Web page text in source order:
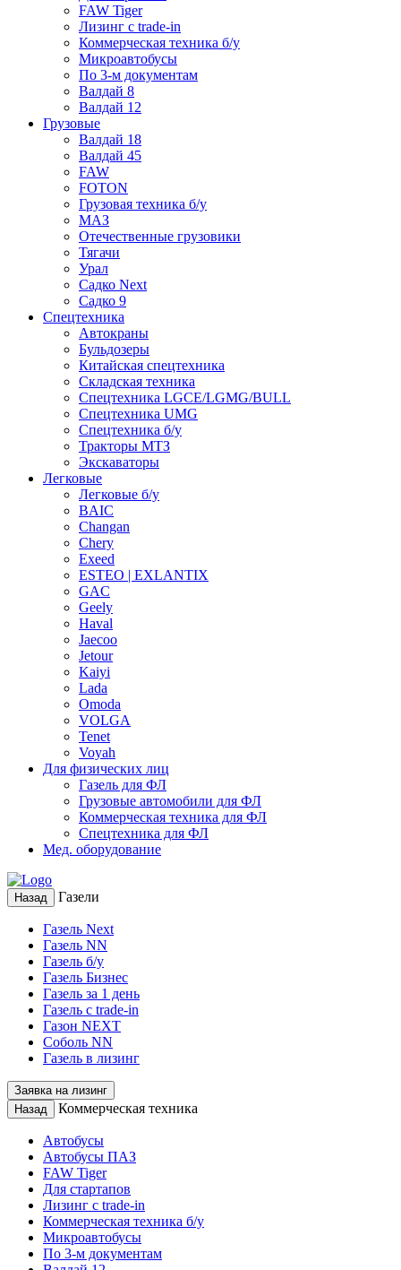
FAW Tiger
Лизинг с trade-in
Коммерческая техника б/у
Микроавтобусы
По 3-м документам
Валдай 8
Валдай 12
Грузовые
Валдай 18
Валдай 45
FAW
FOTON
Грузовая техника б/у
МАЗ
Отечественные грузовики
Тягачи
Урал
Садко Next
Садко 9
Спецтехника
Автокраны
Бульдозеры
Китайская спецтехника
Складская техника
Спецтехника LGCE/LGMG/BULL
Спецтехника UMG
Спецтехника б/у
Тракторы МТЗ
Экскаваторы
Легковые
Легковые б/у
BAIC
Changan
Chery
Exeed
ESTEO | EXLANTIX
GAC
Geely
Haval
Jaecoo
Jetour
Kaiyi
Lada
Omoda
VOLGA
Tenet
Voyah
Для физических лиц
Газель для ФЛ
Грузовые автомобили для ФЛ
Коммерческая техника для ФЛ
Спецтехника для ФЛ
Мед. оборудование
Назад Газели
Газель Next
Газель NN
Газель б/у
Газель Бизнес
Газель за 1 день
Газель с trade-in
Газон NEXT
Соболь NN
Газель в лизинг
Заявка на лизинг
Назад
Коммерческая техника
Автобусы
Автобусы ПАЗ
FAW Tiger
Для стартапов
Лизинг с trade-in
Коммерческая техника б/у
Микроавтобусы
По 3-м документам